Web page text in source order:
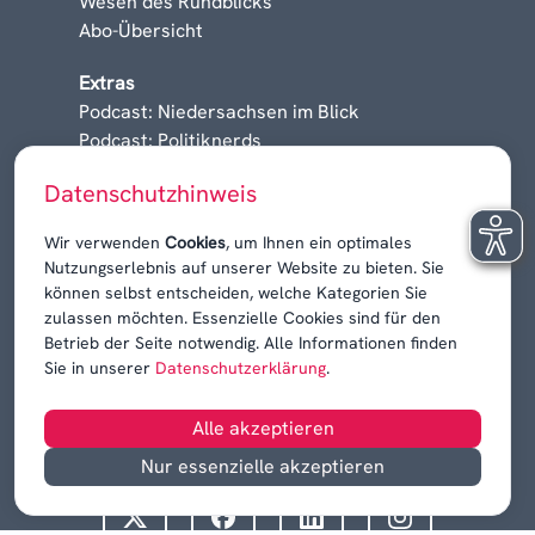
Datenschutzhinweis
Wir verwenden Cookies, um Ihnen ein optimales
Nutzungserlebnis auf unserer Website zu bieten. Sie
können selbst entscheiden, welche Kategorien Sie
zulassen möchten. Essenzielle Cookies sind für den
Betrieb der Seite notwendig. Alle Informationen finden
Sie in unserer Datenschutzerklärung.
Alle akzeptieren
Nur essenzielle akzeptieren
Abo-Übersicht
Extras
Podcast: Niedersachsen im Blick
Podcast: Politiknerds
Karrieren, Krisen & Kontroversen